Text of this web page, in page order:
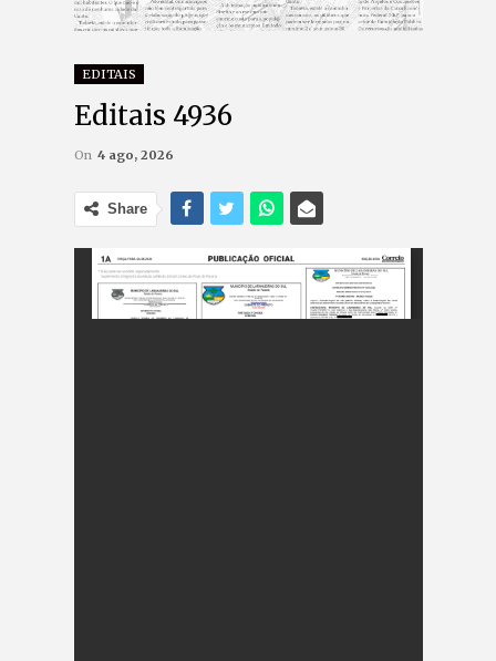
EDITAIS
Editais 4936
On 4 ago, 2026
Share